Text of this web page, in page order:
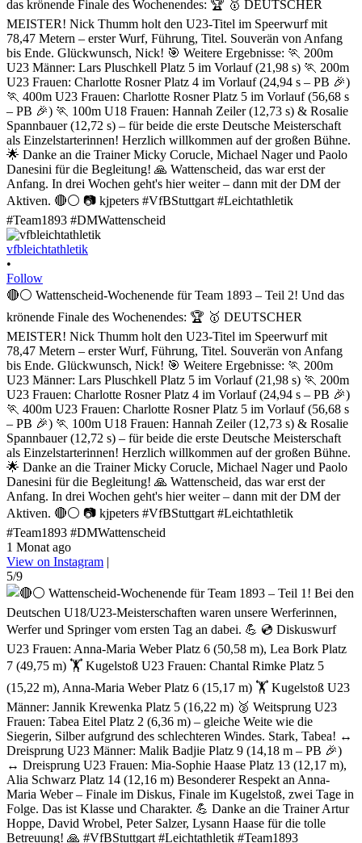
vfbleichtathletik
•
Follow
🔴⚪ Wattenscheid-Wochenende für Team 1893 – Teil 2! Und das
krönende Finale des Wochenendes: 🏆 🥇 DEUTSCHER
MEISTER! Nick Thumm holt den U23-Titel im Speerwurf mit
78,47 Metern – erster Wurf, Führung, Titel. Souverän von Anfang
bis Ende. Glückwunsch, Nick! 🎯 Weitere Ergebnisse: 🏃 200m
U23 Männer: Lars Pluschkell Platz 5 im Vorlauf (21,98 s) 🏃 200m
U23 Frauen: Charlotte Rosner Platz 4 im Vorlauf (24,94 s – PB 🎉)
🏃 400m U23 Frauen: Charlotte Rosner Platz 5 im Vorlauf (56,68 s
– PB 🎉) 🏃 100m U18 Frauen: Hannah Zeiler (12,73 s) & Rosalie
Spannbauer (12,72 s) – für beide die erste Deutsche Meisterschaft
als Einzelstarterinnen! Herzlich willkommen auf der großen Bühne.
🌟 Danke an die Trainer Micky Corucle, Michael Nager und Paolo
Danesini für die Begleitung! 🙏 Wattenscheid, das war erst der
Anfang. In drei Wochen geht's hier weiter – dann mit der DM der
Aktiven. 🔴⚪ 📷 kjpeters #VfBStuttgart #Leichtathletik
#Team1893 #DMWattenscheid
1 Monat ago
View on Instagram |
5/9